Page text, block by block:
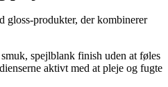
gloss-produkter, der kombinerer
spejlblank finish uden at føles
aktivt med at pleje og fugte